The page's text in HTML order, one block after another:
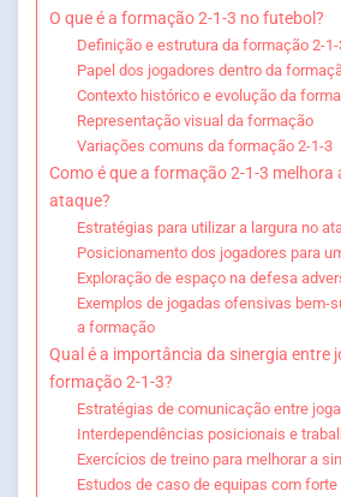
O que é a formação 2-1-3 no futebol?
Definição e estrutura da formação 2-1-
Papel dos jogadores dentro da
Contexto histórico e evolução da
Representação visual da formação
Variações comuns da formação 2-1-3
Como é que a formação 2-1-3 melhora
ataque?
Estratégias para utilizar a largura no
Posicionamento dos jogadores para
Exploração de espaço na defesa
Exemplos de jogadas ofensivas bem-
a formação
Qual é a importância da sinergia entre
formação 2-1-3?
Estratégias de comunicação entre
Interdependências posicionais e
Exercícios de treino para melhorar a
Estudos de caso de equipas com